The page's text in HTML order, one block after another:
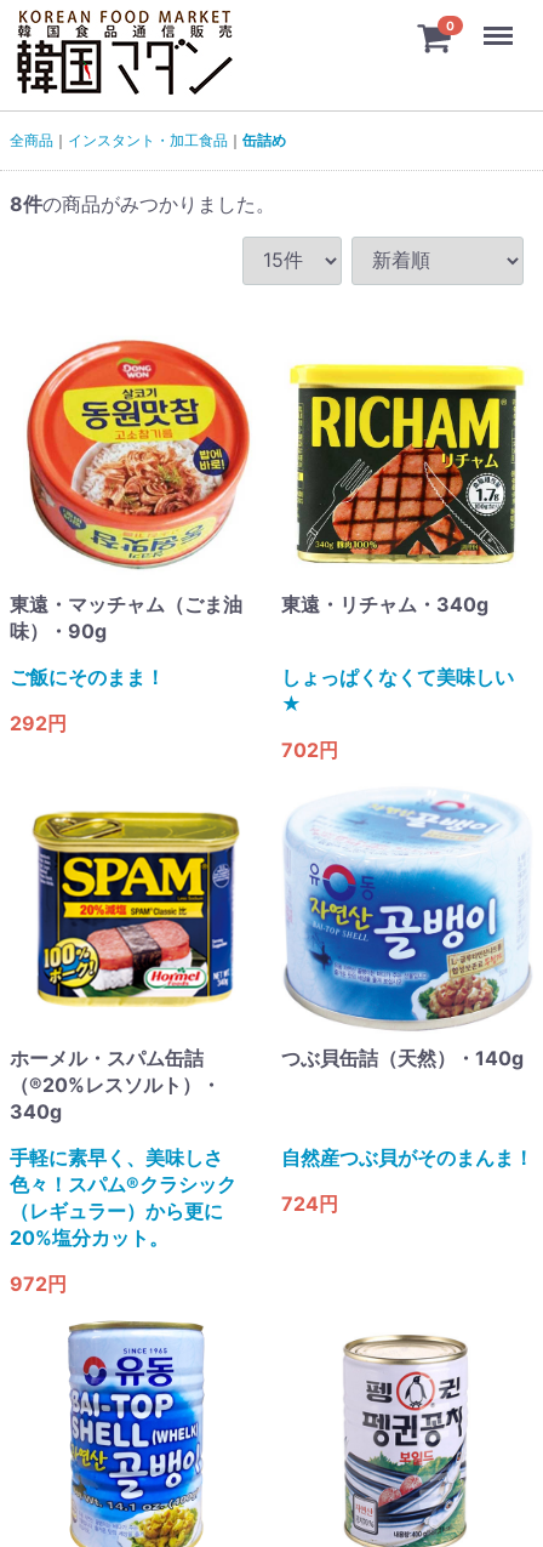
0 Menu
全商品 インスタント・加工食品 缶詰め
8件の商品がみつかりました。
東遠・マッチャム（ごま油
味）・90g
ご飯にそのまま！
292円
東遠・リチャム・340g
しょっぱくなくて美味しい
★
702円
ホーメル・スパム缶詰
（®20%レスソルト）・
340g
手軽に素早く、美味しさ
色々！スパム®クラシック
（レギュラー）から更に
20%塩分カット。
972円
つぶ貝缶詰（天然）・140g
自然産つぶ貝がそのまんま！
724円